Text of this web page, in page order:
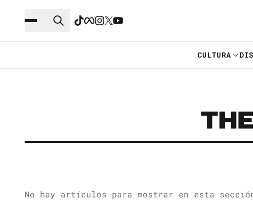
CULTURA
No hay artículos para mostrar en esta